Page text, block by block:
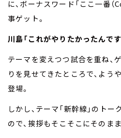
に、ボーナスワード「ここ一番（
事ゲット。
川島「これがやりたかったんです
テーマを変えつつ試合を重ね、
りを見せてきたところで、よう
登場。
しかし、テーマ「新幹線」のト
ので、挨拶もそこそこにそのま